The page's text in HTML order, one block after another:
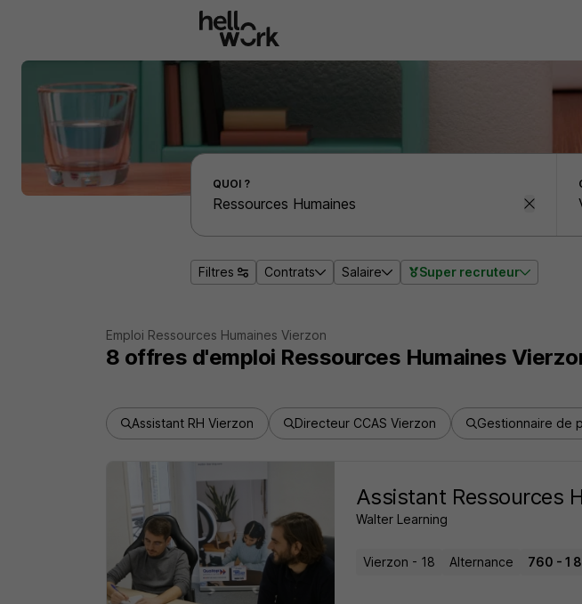
Effectuer une recherche d'emploi par localité
QUOI ?
Filtres Contrats Salaire Super recruteur
Emploi Ressources Humaines Vierzon
8 offres d'emploi Ressources Humaines
Assistant RH Vierzon Directeur CCAS Vierzon Gestionnaire de
Assistant Ressources
Walter Learning
Vierzon - 18 Alternance 760 - 1